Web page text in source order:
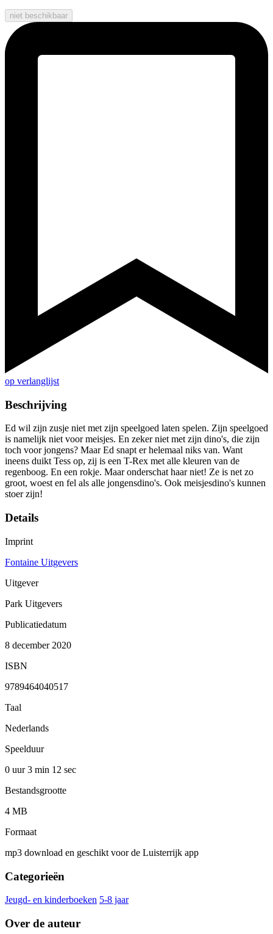
niet beschikbaar
op verlanglijst
Beschrijving
Ed wil zijn zusje niet met zijn speelgoed laten spelen. Zijn speelgoed
is namelijk niet voor meisjes. En zeker niet met zijn dino's, die zijn
toch voor jongens? Maar Ed snapt er helemaal niks van. Want
ineens duikt Tess op, zij is een T-Rex met alle kleuren van de
regenboog. En een rokje. Maar onderschat haar niet! Ze is net zo
groot, woest en fel als alle jongensdino's. Ook meisjesdino's kunnen
stoer zijn!
Details
Imprint
Fontaine Uitgevers
Uitgever
Park Uitgevers
Publicatiedatum
8 december 2020
ISBN
9789464040517
Taal
Nederlands
Speelduur
0 uur 3 min 12 sec
Bestandsgrootte
4 MB
Formaat
mp3 download en geschikt voor de Luisterrijk app
Categorieën
Jeugd- en kinderboeken 5-8 jaar
Over de auteur